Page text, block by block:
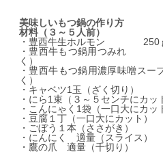
美味しいもつ鍋の作り方
材料（３～５人前）
・豊西牛生ホルモン 250ｇ×
・豊西牛もつ鍋用つみ
く）
・豊西牛もつ鍋用濃厚味噌ス
く）
・キャベツ1玉（ざく切り）
・にら1束（３～５センチにカッ
・こんにゃく1袋（一口大にカッ
・豆腐１丁（一口大にカット）
・ごぼう１本（ささがき）
・にんにく 適量（スライス）
・鷹の爪 適量（千切り）